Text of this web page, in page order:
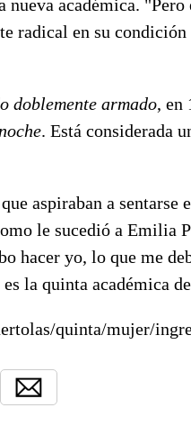
académica. "Pero
radical en su condición
doblemente armado, en
. Está considerada
aspiraban a sentarse
le sucedió a Emilia
hacer yo, lo que me
la quinta académica
quinta/mujer/